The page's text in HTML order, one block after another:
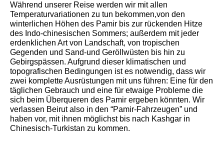
Während unserer Reise werden wir mit allen
Temperaturvariationen zu tun bekommen,von den
winterlichen Höhen des Pamir bis zur rückenden Hitze
des Indo-chinesischen Sommers; außerdem mit jeder
erdenklichen Art von Landschaft, von tropischen
Gegenden und Sand-und Geröllwüsten bis hin zu
Gebirgspässen. Aufgrund dieser klimatischen und
topografischen Bedingungen ist es notwendig, dass wir
zwei komplette Ausrüstungen mit uns führen: Eine für den
täglichen Gebrauch und eine für etwaige Probleme die
sich beim Überqueren des Pamir ergeben könnten. Wir
verlassen Beirut also in den “Pamir-Fahrzeugen” und
haben vor, mit ihnen möglichst bis nach Kashgar in
Chinesisch-Turkistan zu kommen.